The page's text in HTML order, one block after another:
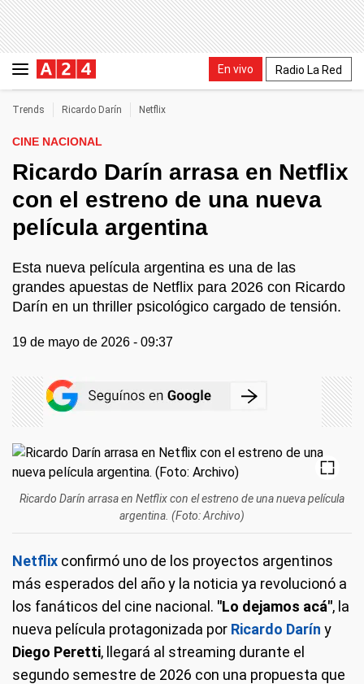
En vivo Radio La Red
Trends Ricardo Darín Netflix
CINE NACIONAL
Ricardo Darín arrasa en Netflix
con el estreno de una nueva
película argentina
Esta nueva película argentina es una de las
grandes apuestas de Netflix para 2026 con Ricardo
Darín en un thriller psicológico cargado de tensión.
19 de mayo de 2026 - 09:37
Ricardo Darín arrasa en Netflix con el estreno de una nueva película
argentina. (Foto: Archivo)
Netflix confirmó uno de los proyectos argentinos
más esperados del año y la noticia ya revolucionó a
los fanáticos del cine nacional. "Lo dejamos acá", la
nueva película protagonizada por Ricardo Darín y
Diego Peretti, llegará al streaming durante el
segundo semestre de 2026 con una propuesta que